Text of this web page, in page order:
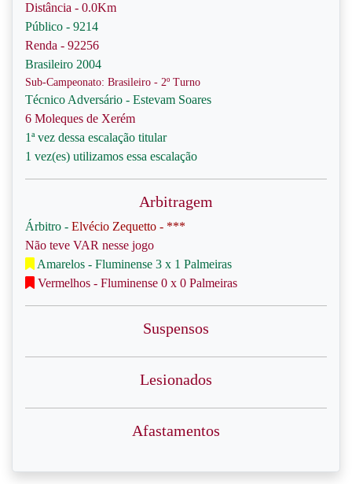
Distância - 0.0Km
Público - 9214
Renda - 92256
Brasileiro 2004
Sub-Campeonato: Brasileiro - 2º Turno
Técnico Adversário - Estevam Soares
6 Moleques de Xerém
1ª vez dessa escalação titular
1 vez(es) utilizamos essa escalação
Arbitragem
Árbitro - Elvécio Zequetto - ***
Não teve VAR nesse jogo
Amarelos - Fluminense 3 x 1 Palmeiras
Vermelhos - Fluminense 0 x 0 Palmeiras
Suspensos
Lesionados
Afastamentos